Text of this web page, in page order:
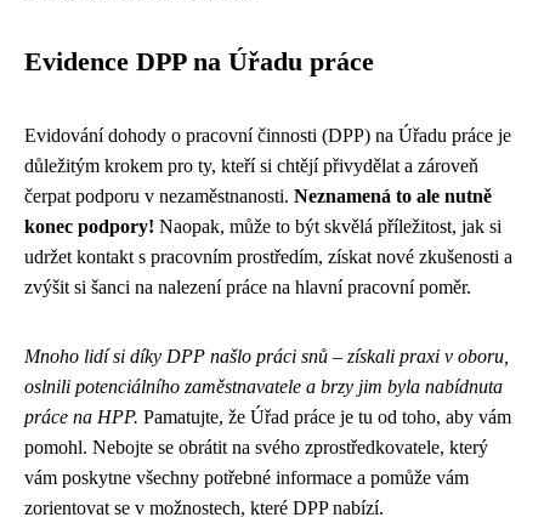
Evidence DPP na Úřadu práce
Evidování dohody o pracovní činnosti (DPP) na Úřadu práce je
důležitým krokem pro ty, kteří si chtějí přivydělat a zároveň
čerpat podporu v nezaměstnanosti. Neznamená to ale nutně
konec podpory! Naopak, může to být skvělá příležitost, jak si
udržet kontakt s pracovním prostředím, získat nové zkušenosti a
zvýšit si šanci na nalezení práce na hlavní pracovní poměr.
Mnoho lidí si díky DPP našlo práci snů – získali praxi v oboru,
oslnili potenciálního zaměstnavatele a brzy jim byla nabídnuta
práce na HPP. Pamatujte, že Úřad práce je tu od toho, aby vám
pomohl. Nebojte se obrátit na svého zprostředkovatele, který
vám poskytne všechny potřebné informace a pomůže vám
zorientovat se v možnostech, které DPP nabízí.